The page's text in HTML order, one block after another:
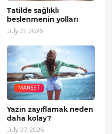
Tatilde sağlıklı
beslenmenin yolları
July 31, 2026
MANŞET
Yazın zayıflamak neden
daha kolay?
July 27, 2026